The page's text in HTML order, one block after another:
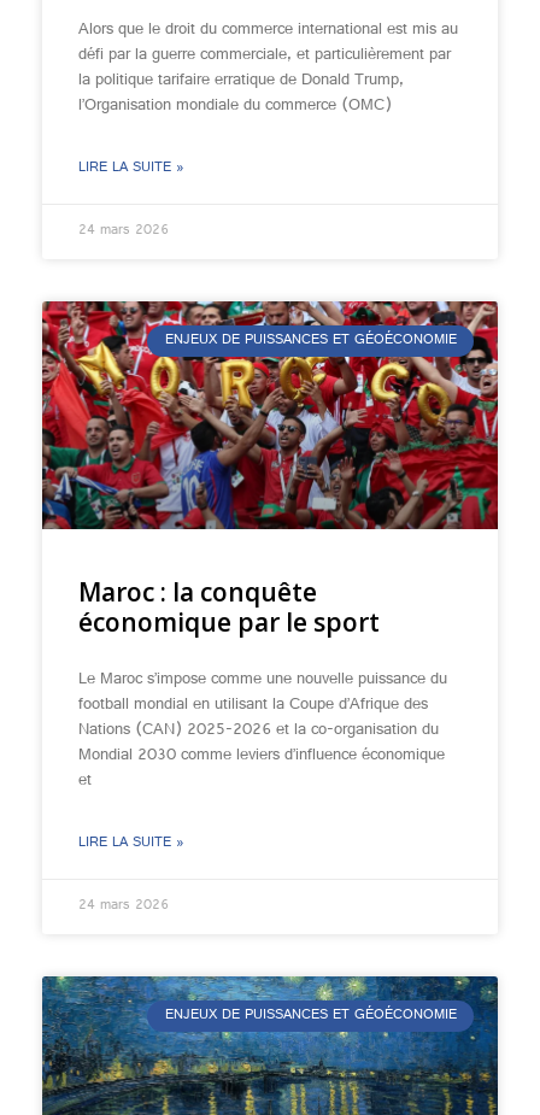
Alors que le droit du commerce international est mis au
défi par la guerre commerciale, et particulièrement par
la politique tarifaire erratique de Donald Trump,
l’Organisation mondiale du commerce (OMC)
LIRE LA SUITE »
24 mars 2026
ENJEUX DE PUISSANCES ET GÉOÉCONOMIE
Maroc : la conquête
économique par le sport
Le Maroc s’impose comme une nouvelle puissance du
football mondial en utilisant la Coupe d’Afrique des
Nations (CAN) 2025-2026 et la co-organisation du
Mondial 2030 comme leviers d’influence économique
et
LIRE LA SUITE »
24 mars 2026
ENJEUX DE PUISSANCES ET GÉOÉCONOMIE